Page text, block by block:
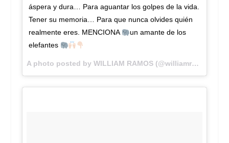
áspera y dura… Para aguantar los golpes de la vida.
Tener su memoria… Para que nunca olvides quién
realmente eres. MENCIONA
un amante de los
elefantes
A photo posted by WILLIAM RAMOS (@williamramostv) on